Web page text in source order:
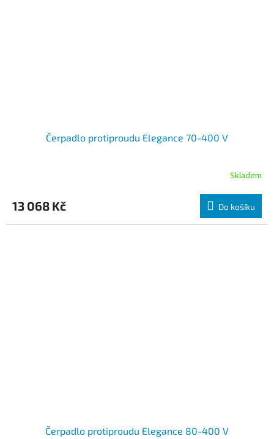
Čerpadlo protiproudu Elegance 70-400 V
Skladem
13 068 Kč Do košíku
Čerpadlo protiproudu Elegance 80-400 V